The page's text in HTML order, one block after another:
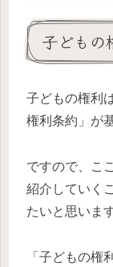
子どもの
子どもの権利
権利条約」が
ですので、こ
紹介していく
たいと思います
「子どもの権